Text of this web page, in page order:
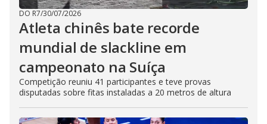
DO R7/30/07/2026
Atleta chinês bate recorde
mundial de slackline em
campeonato na Suíça
Competição reuniu 41 participantes e teve provas
disputadas sobre fitas instaladas a 20 metros de altura